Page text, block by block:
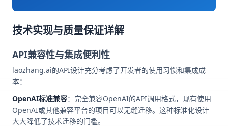
技术实现与质量保证详解
API兼容性与集成便利性
laozhang.ai的API设计充分考虑了开发者的使用习惯和集成成
本：
OpenAI标准兼容：完全兼容OpenAI的API调用格式，现有使用
OpenAI或其他兼容平台的项目可以无缝迁移。这种标准化设计
大大降低了技术迁移的门槛。